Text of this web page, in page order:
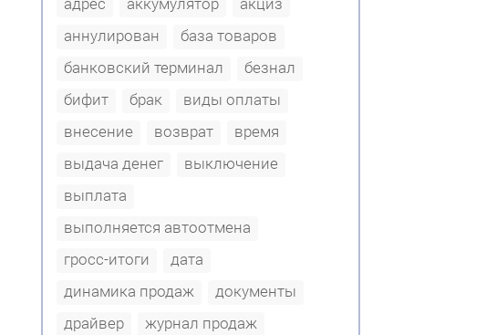
адрес
аккумулятор
акциз
аннулирован
база товаров
банковский терминал
безнал
бифит
брак
виды оплаты
внесение
возврат
время
выдача денег
выключение
выплата
выполняется автоотмена
гросс-итоги
дата
динамика продаж
документы
драйвер
журнал продаж